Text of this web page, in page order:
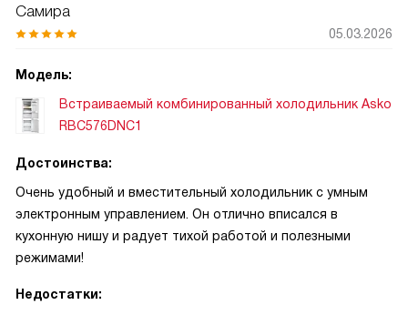
Самира
05.03.2026
Модель:
Встраиваемый комбинированный холодильник Asko
RBC576DNC1
Достоинства:
Очень удобный и вместительный холодильник с умным
электронным управлением. Он отлично вписался в
кухонную нишу и радует тихой работой и полезными
режимами!
Недостатки: